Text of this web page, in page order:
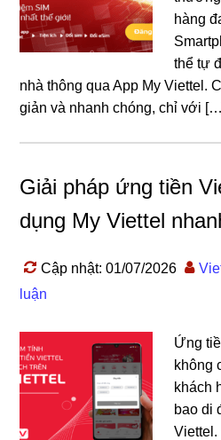
hàng
thể tự
nhà thông qua App My Viettel.
giản và nhanh chóng, chỉ với
Giải pháp ứng tiền
dụng My Viettel
Cập nhật: 01/07/2026
luận
Ứng
không
khách
bao di